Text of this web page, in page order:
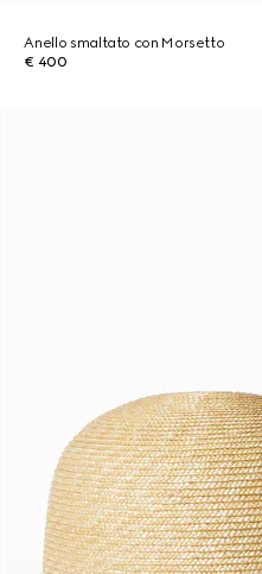
Anello smaltato con Morsetto
€ 400